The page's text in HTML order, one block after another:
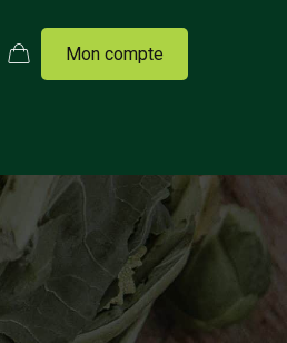
Mon compte